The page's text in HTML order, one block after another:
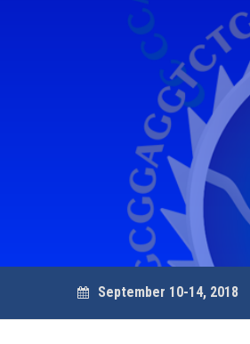
September 10-14, 2018